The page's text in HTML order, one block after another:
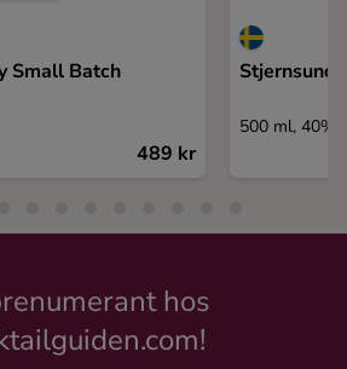
Small Batch
489 kr
Stjernsund
500 ml, 40%
hos